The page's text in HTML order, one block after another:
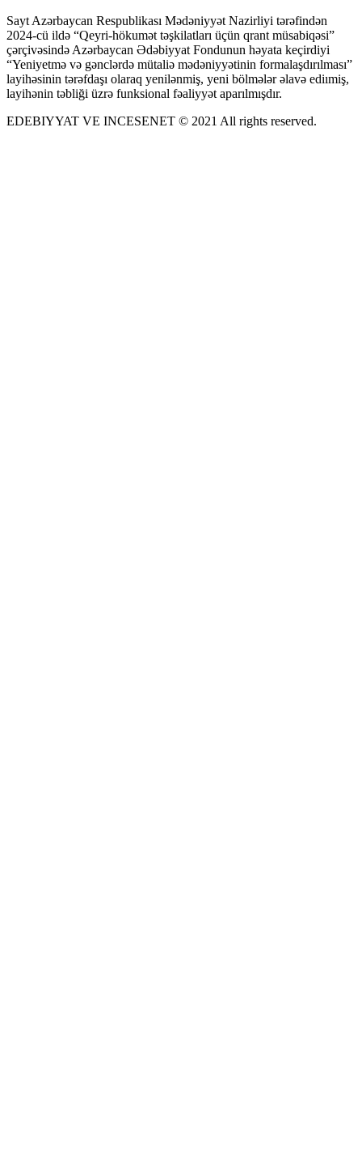
Sayt Azərbaycan Respublikası Mədəniyyət Nazirliyi tərəfindən
2024-cü ildə “Qeyri-hökumət təşkilatları üçün qrant müsabiqəsi”
çərçivəsində Azərbaycan Ədəbiyyat Fondunun həyata keçirdiyi
“Yeniyetmə və gənclərdə mütaliə mədəniyyətinin formalaşdırılması”
layihəsinin tərəfdaşı olaraq yenilənmiş, yeni bölmələr əlavə ediımiş,
layihənin təbliği üzrə funksional fəaliyyət aparılmışdır.
EDEBIYYAT VE INCESENET © 2021 All rights reserved.